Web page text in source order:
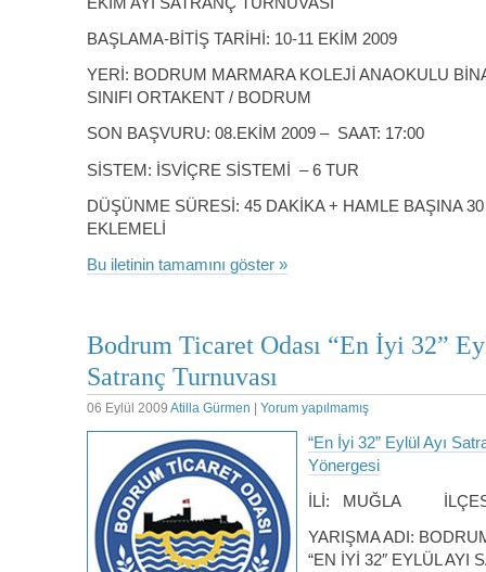
BAŞLAMA-BİTİŞ TARİHİ: 10-11 EKİM 2009
YERİ: BODRUM MARMARA KOLEJİ ANAOKULU
SINIFI ORTAKENT / BODRUM
SON BAŞVURU: 08.EKİM 2009 – SAAT: 17:00
SİSTEM: İSVİÇRE SİSTEMİ – 6 TUR
DÜŞÜNME SÜRESİ: 45 DAKİKA + HAMLE BAŞINA
EKLEMELİ
Bu iletinin tamamını göster »
Bodrum Ticaret Odası “En İyi 32”
Satranç Turnuvası
06 Eylül 2009 Atilla Gürmen | Yorum yapılmamış
“En İyi 32” Eylül Ayı
Yönergesi
İLİ: MUĞLA
YARIŞMA ADI:
“EN İYİ 32″ EYLÜL AYI